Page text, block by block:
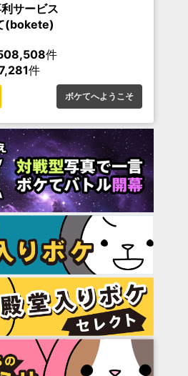
サービス
(bokete)
件
件
ボケてへようこそ